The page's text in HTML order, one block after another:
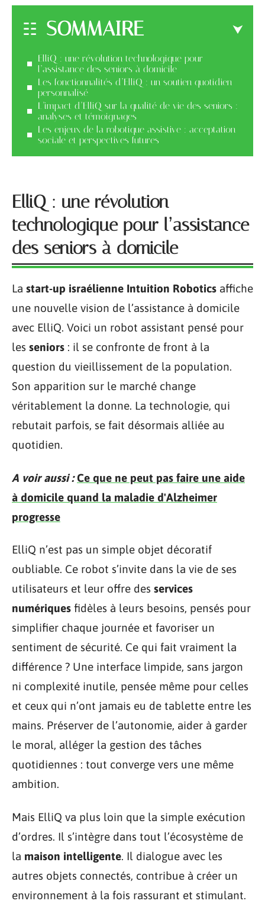
SOMMAIRE
ElliQ : une révolution technologique pour
l’assistance des seniors à domicile
Les fonctionnalités d’ElliQ : un soutien quotidien
personnalisé
L’impact d’ElliQ sur la qualité de vie des seniors :
analyses et témoignages
Les enjeux de la robotique assistive : acceptation
sociale et perspectives futures
ElliQ : une révolution
technologique pour l’assistance
des seniors à domicile
La start-up israélienne Intuition Robotics affiche
une nouvelle vision de l’assistance à domicile
avec ElliQ. Voici un robot assistant pensé pour
les seniors : il se confronte de front à la
question du vieillissement de la population.
Son apparition sur le marché change
véritablement la donne. La technologie, qui
rebutait parfois, se fait désormais alliée au
quotidien.
A voir aussi : Ce que ne peut pas faire une aide
à domicile quand la maladie d'Alzheimer
progresse
ElliQ n’est pas un simple objet décoratif
oubliable. Ce robot s’invite dans la vie de ses
utilisateurs et leur offre des services
numériques fidèles à leurs besoins, pensés pour
simplifier chaque journée et favoriser un
sentiment de sécurité. Ce qui fait vraiment la
différence ? Une interface limpide, sans jargon
ni complexité inutile, pensée même pour celles
et ceux qui n’ont jamais eu de tablette entre les
mains. Préserver de l’autonomie, aider à garder
le moral, alléger la gestion des tâches
quotidiennes : tout converge vers une même
ambition.
Mais ElliQ va plus loin que la simple exécution
d’ordres. Il s’intègre dans tout l’écosystème de
la maison intelligente. Il dialogue avec les
autres objets connectés, contribue à créer un
environnement à la fois rassurant et stimulant.